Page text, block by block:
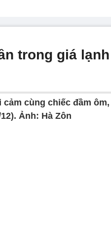
trong giá lạnh
cảm cùng chiếc đầm
Ảnh: Hà Zôn